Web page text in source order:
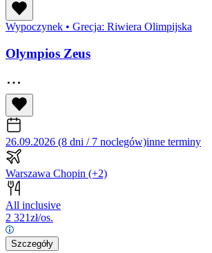
Wypoczynek • Grecja: Riwiera Olimpijska
Olympios Zeus
26.09.2026 (8 dni / 7 noclegów)inne terminy
Warszawa Chopin (+2)
All inclusive
2 321zł/os.
Szczegóły